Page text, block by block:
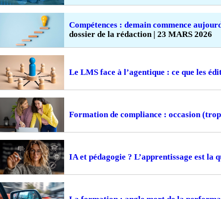
Compétences : demain commence
dossier de la rédaction | 23 MARS 2026
Le LMS face à l’agentique : ce que les
Formation de compliance : occasion
IA et pédagogie ? L’apprentissage est la